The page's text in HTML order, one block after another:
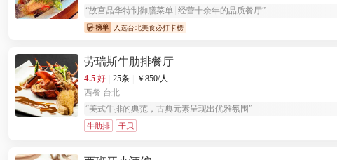
“故宫晶华特制御膳菜单 经营十余年的品质餐厅”
入选台北美食必打卡榜
劳瑞斯牛肋排餐厅
4.5 好 25条 ￥ 850/人
西餐 台北
“美式牛排的典范，古典元素呈现出优雅氛围”
牛肋排 干贝